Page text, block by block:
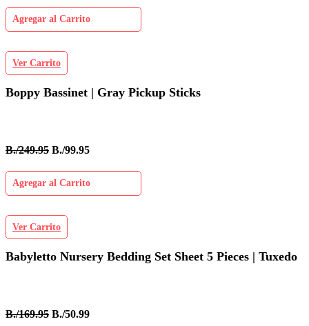
Agregar al Carrito
Ver Carrito
Boppy Bassinet | Gray Pickup Sticks
B./249.95 B./99.95
Agregar al Carrito
Ver Carrito
Babyletto Nursery Bedding Set Sheet 5 Pieces | Tuxedo
B./169.95 B./50.99